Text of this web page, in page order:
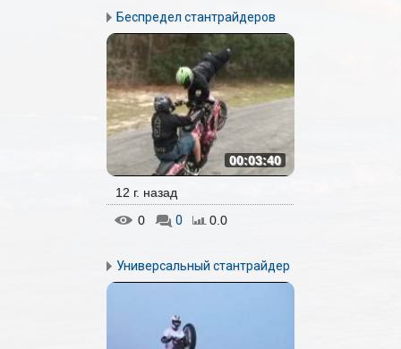
Беспредел стантрайдеров
00:03:40
12 г. назад
0
0 0.0
Универсальный стантрайдер